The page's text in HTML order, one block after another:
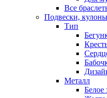
Все
Подвески, кулоны
Тип
Металл
Белое